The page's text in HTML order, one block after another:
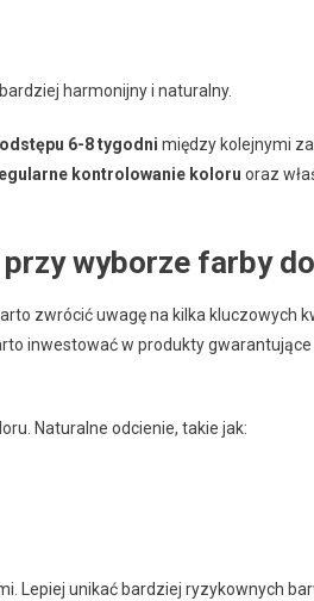
harmonijny i naturalny.
6-8 tygodni między kolejnymi
kontrolowanie koloru oraz
wyborze farby
zwrócić uwagę na kilka kluczowych
inwestować w produkty gwarantujące
Naturalne odcienie, takie jak:
Lepiej unikać bardziej ryzykownych